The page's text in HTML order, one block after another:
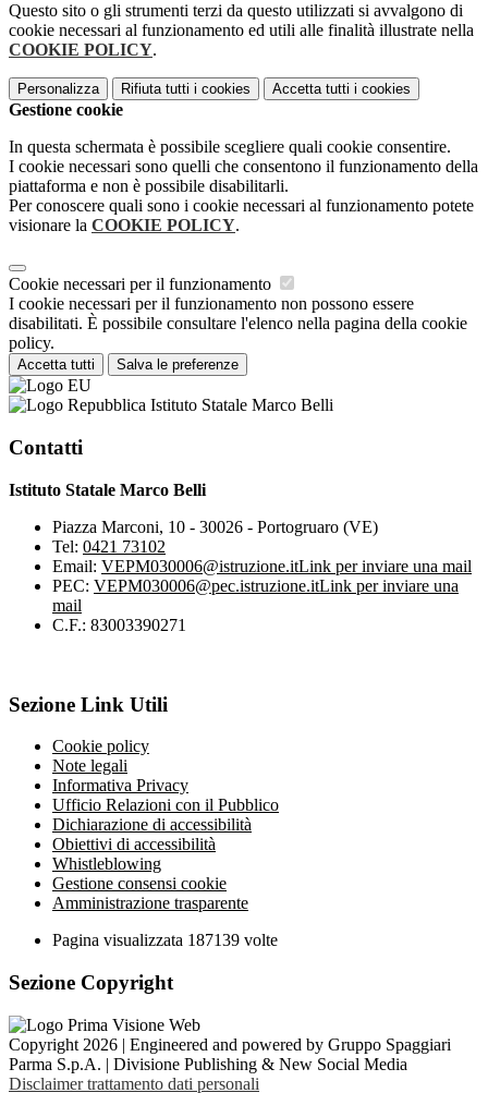
Questo sito o gli strumenti terzi da questo utilizzati si avvalgono di
cookie necessari al funzionamento ed utili alle finalità illustrate nella
COOKIE POLICY.
Personalizza Rifiuta tutti i cookies Accetta tutti i cookies
Gestione cookie
In questa schermata è possibile scegliere quali cookie consentire.
I cookie necessari sono quelli che consentono il funzionamento della
piattaforma e non è possibile disabilitarli.
Per conoscere quali sono i cookie necessari al funzionamento potete
visionare la COOKIE POLICY.
Cookie necessari per il funzionamento
I cookie necessari per il funzionamento non possono essere
disabilitati. È possibile consultare l'elenco nella pagina della cookie
policy.
Accetta tutti Salva le preferenze
Istituto Statale Marco Belli
Contatti
Istituto Statale Marco Belli
Piazza Marconi, 10 - 30026 - Portogruaro (VE)
Tel: 0421 73102
Email: VEPM030006@istruzione.itLink per inviare una mail
PEC: VEPM030006@pec.istruzione.itLink per inviare una
mail
C.F.: 83003390271
Sezione Link Utili
Cookie policy
Note legali
Informativa Privacy
Ufficio Relazioni con il Pubblico
Dichiarazione di accessibilità
Obiettivi di accessibilità
Whistleblowing
Gestione consensi cookie
Amministrazione trasparente
Pagina visualizzata 187139 volte
Sezione Copyright
Copyright 2026 | Engineered and powered by Gruppo Spaggiari
Parma S.p.A. | Divisione Publishing & New Social Media
Disclaimer trattamento dati personali